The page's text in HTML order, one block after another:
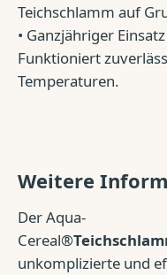
Teichschlamm auf
• Ganzjähriger
Funktioniert
Temperaturen.
Weitere
Der Aqua-
Cereal®
unkomplizierte und